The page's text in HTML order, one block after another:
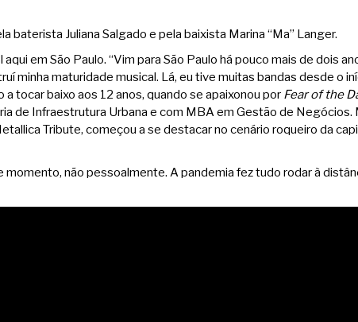
Juliana Salgado e pela baixista Marina “Ma” Langer.
em São Paulo. “Vim para São Paulo há pouco mais de dois
minha maturidade musical. Lá, eu tive muitas bandas desde o
tocar baixo aos 12 anos, quando se apaixonou por Fear of the
de Infraestrutura Urbana e com MBA em Gestão de Negócios.
Tribute, começou a se destacar no cenário roqueiro da
não pessoalmente. A pandemia fez tudo rodar à